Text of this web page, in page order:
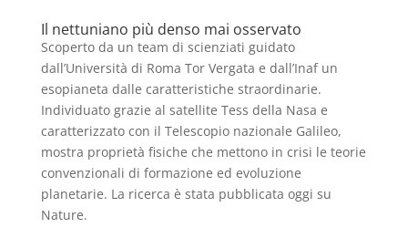
Il nettuniano più denso mai osservato
Scoperto da un team di scienziati guidato
dall’Università di Roma Tor Vergata e dall’Inaf un
esopianeta dalle caratteristiche straordinarie.
Individuato grazie al satellite Tess della Nasa e
caratterizzato con il Telescopio nazionale Galileo,
mostra proprietà fisiche che mettono in crisi le teorie
convenzionali di formazione ed evoluzione
planetarie. La ricerca è stata pubblicata oggi su
Nature.